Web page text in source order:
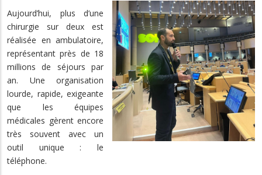
Aujourd’hui, plus d’une
chirurgie sur deux est
réalisée en ambulatoire,
représentant près de 18
millions de séjours par
an. Une organisation
lourde, rapide, exigeante
que les équipes
médicales gèrent encore
très souvent avec un
outil unique : le
téléphone.